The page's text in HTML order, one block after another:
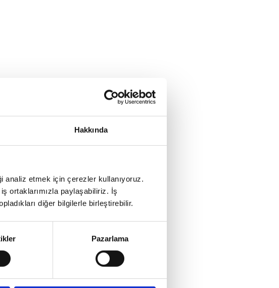
Hakkında
etmek için çerezler kullanıyoruz.
ortaklarımızla paylaşabiliriz. İş
diğer bilgilerle birleştirebilir.
Pazarlama